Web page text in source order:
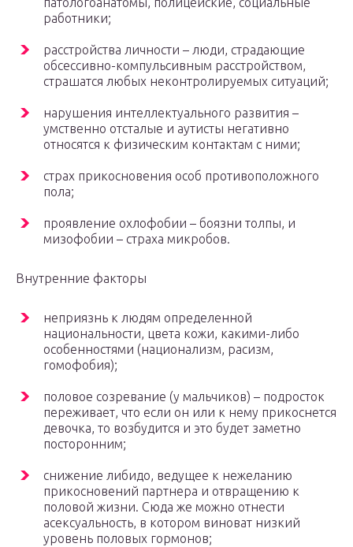
работники;
расстройства личности – люди, страдающие
обсессивно-компульсивным расстройством,
страшатся любых неконтролируемых ситуаций;
нарушения интеллектуального развития –
умственно отсталые и аутисты негативно
относятся к физическим контактам с ними;
страх прикосновения особ противоположного
пола;
проявление охлофобии – боязни толпы, и
мизофобии – страха микробов.
Внутренние факторы
неприязнь к людям определенной
национальности, цвета кожи, какими-либо
особенностями (национализм, расизм,
гомофобия);
половое созревание (у мальчиков) – подросток
переживает, что если он или к нему прикоснется
девочка, то возбудится и это будет заметно
посторонним;
снижение либидо, ведущее к нежеланию
прикосновений партнера и отвращению к
половой жизни. Сюда же можно отнести
асексуальность, в котором виноват низкий
уровень половых гормонов;